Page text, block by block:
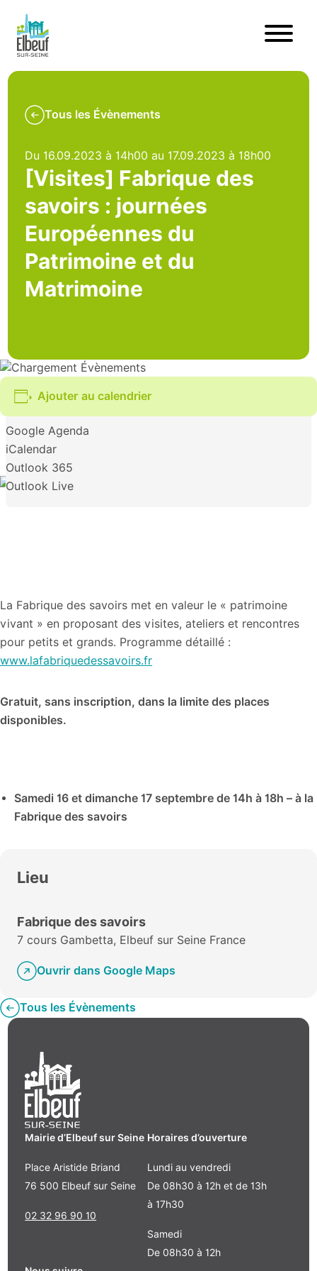
Tous les Évènements
Du 16.09.2023 à 14h00 au 17.09.2023 à 18h00
[Visites] Fabrique des
savoirs : journées
Européennes du
Patrimoine et du
Matrimoine
Ajouter au calendrier
Google Agenda
iCalendar
Outlook 365
Outlook Live
La Fabrique des savoirs met en valeur le « patrimoine
vivant » en proposant des visites, ateliers et rencontres
pour petits et grands. Programme détaillé :
www.lafabriquedessavoirs.fr
Gratuit, sans inscription, dans la limite des places
disponibles.
Samedi 16 et dimanche 17 septembre de 14h à 18h – à la
Fabrique des savoirs
Lieu
Fabrique des savoirs
7 cours Gambetta, Elbeuf sur Seine France
Ouvrir dans Google Maps
Tous les Évènements
Mairie d’Elbeuf sur Seine
Place Aristide Briand
76 500 Elbeuf sur Seine
02 32 96 90 10
Horaires d’ouverture
Lundi au vendredi
De 08h30 à 12h et de 13h
à 17h30
Samedi
De 08h30 à 12h